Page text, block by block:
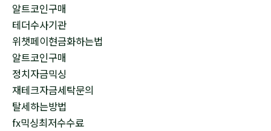
알트코인구매
테더수사기관
위챗페이현금화하는법
알트코인구매
정치자금믹싱
재테크자금세탁문의
탈세하는방법
fx믹싱최저수수료